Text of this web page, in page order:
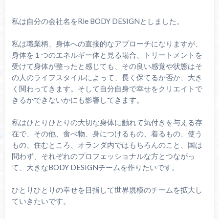
私は自分の会社名をRie BODY DESIGNとしました。
私は職業柄、身体への直接的なアプローチになりますが、
身体を１つのエネルギー体と見る場合、トリートメントを
受けて身体が整ったと感じても、その良い感覚や状態はそ
の人のライフスタイルによって、長く保てるか否か、大き
く関わってきます。そして自分自身で幸せをクリエイトで
きるかできないかにも影響してきます。
私はひとりひとりの大切な身体に触れて気付きを与える存
在で、その他、食べ物、身につけるもの、着るもの、使う
もの、住むところ、オランダ内ではもちろんのこと、国は
問わず、それぞれのプロフェッショナルな方とつながっ
て、大きなBODY DESIGNチームを作りたいです。
ひとりひとりの幸せを目指して世界規模のチームを拡大し
ていきたいです。